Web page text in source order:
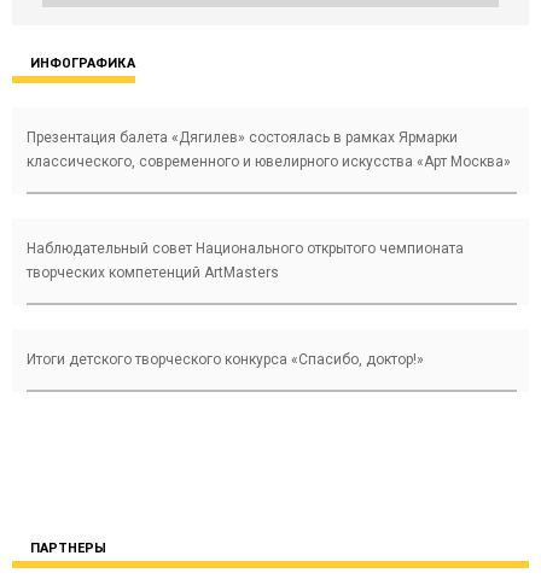
ИНФОГРАФИКА
Презентация балета «Дягилев» состоялась в рамках Ярмарки
классического, современного и ювелирного искусства «Арт Москва»
Наблюдательный совет Национального открытого чемпионата
творческих компетенций ArtMasters
Итоги детского творческого конкурса «Cпасибо, доктор!»
ПАРТНЕРЫ